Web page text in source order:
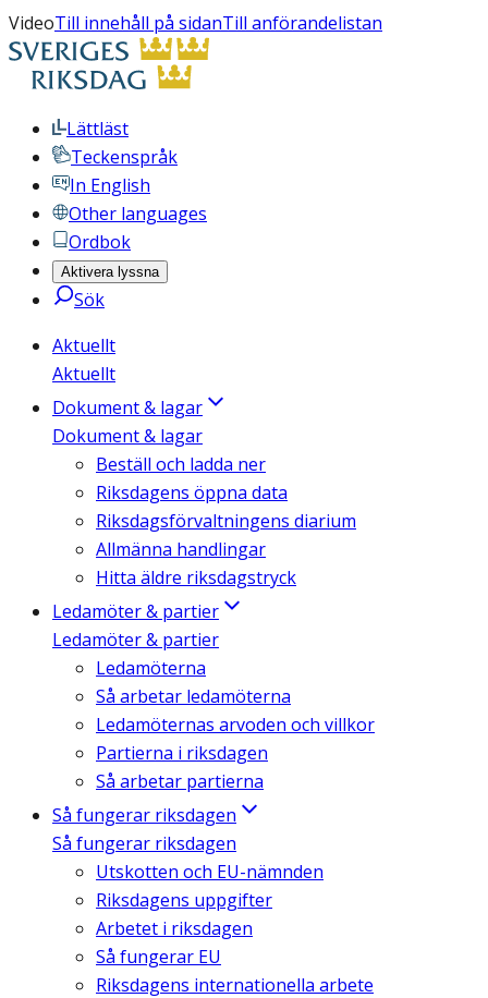
VideoTill innehåll på sidanTill anförandelistan
Lättläst
Teckenspråk
In English
Other languages
Ordbok
Aktivera lyssna
Sök
Aktuellt
Aktuellt
Dokument & lagar
Dokument & lagar
Beställ och ladda ner
Riksdagens öppna data
Riksdagsförvaltningens diarium
Allmänna handlingar
Hitta äldre riksdagstryck
Ledamöter & partier
Ledamöter & partier
Ledamöterna
Så arbetar ledamöterna
Ledamöternas arvoden och villkor
Partierna i riksdagen
Så arbetar partierna
Så fungerar riksdagen
Så fungerar riksdagen
Utskotten och EU-nämnden
Riksdagens uppgifter
Arbetet i riksdagen
Så fungerar EU
Riksdagens internationella arbete